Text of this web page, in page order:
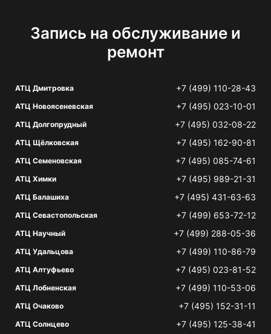
Запись на обслуживание и
ремонт
АТЦ Дмитровка +7 (499) 110-28-43
АТЦ Новоясеневская +7 (495) 023-10-01
АТЦ Долгопрудный +7 (495) 032-08-22
АТЦ Щёлковская +7 (495) 162-90-81
АТЦ Семеновская +7 (495) 085-74-61
АТЦ Химки +7 (495) 989-21-31
АТЦ Балашиха +7 (495) 431-63-63
АТЦ Севастопольская +7 (499) 653-72-12
АТЦ Научный +7 (499) 288-05-36
АТЦ Удальцова +7 (499) 110-86-79
АТЦ Алтуфьево +7 (495) 023-81-52
АТЦ Лобненская +7 (499) 110-53-06
АТЦ Очаково +7 (495) 152-31-11
АТЦ Солнцево +7 (495) 125-38-41